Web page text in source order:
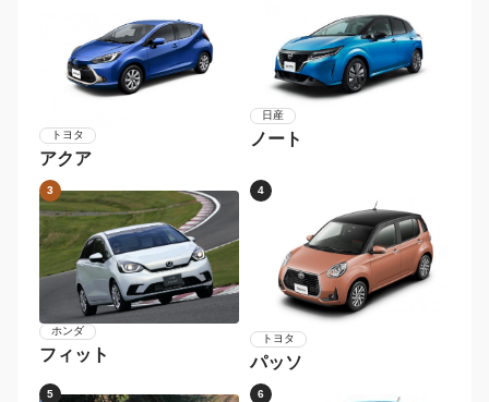
トヨタ
アクア
日産
ノート
3
ホンダ
フィット
4
トヨタ
パッソ
5 6